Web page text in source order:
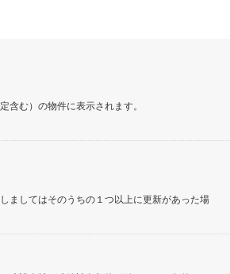
含む）の物件に表示されます。
ましてはそのうちの１つ以上に更新があった場